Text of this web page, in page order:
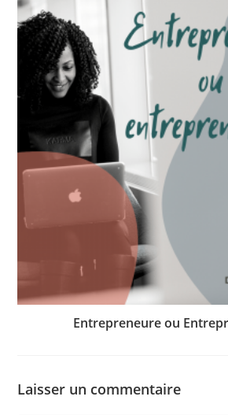
Entrepreneure ou
Laisser un commentaire